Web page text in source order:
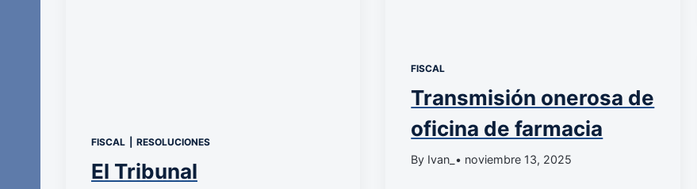
FISCAL RESOLUCIONES
El Tribunal
FISCAL
Transmisión onerosa de
oficina de farmacia
By Ivan_ • noviembre 13, 2025